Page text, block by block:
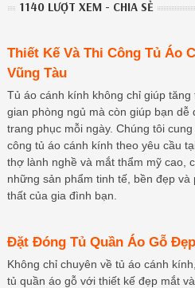
1140 LƯỢT XEM - CHIA SẺ
Thiết Kế Và Thi Công Tủ Áo
Vũng Tàu
Tủ áo cánh kính không chỉ giúp
gian phòng ngủ mà còn giúp bạn dễ
trang phục mỗi ngày. Chúng tôi
công tủ áo cánh kính theo yêu cầu
thợ lành nghề và mắt thẩm mỹ cao,
những sản phẩm tinh tế, bền đẹp
thất của gia đình bạn.
Đặt Đóng Tủ Quần Áo Gỗ
Không chỉ chuyên về tủ áo cánh
tủ quần áo gỗ với thiết kế đẹp mắt